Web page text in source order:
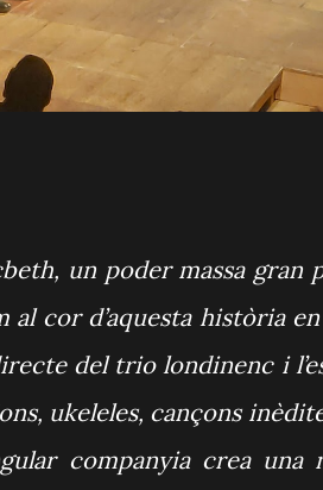
un poder massa gran
al cor d’aquesta història
del trio londinenc i
ukeleles, cançons
companyia crea una